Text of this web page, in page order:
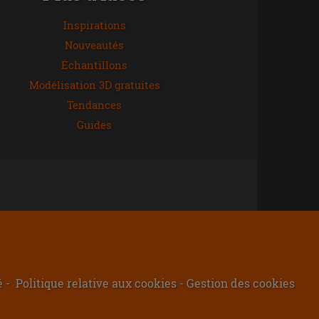
Inspirations
Nouveautés
Échantillons
Modélisation 3D gratuites
Tendances
Guides
Politique relative aux cookies Gestion des cookies